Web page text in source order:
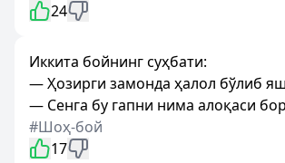
24
Иккита бойнинг суҳбати:
— Ҳозирги замонда ҳалол бўлиб
— Сенга бу гапни нима алоқаси
#Шоҳ-бой
17